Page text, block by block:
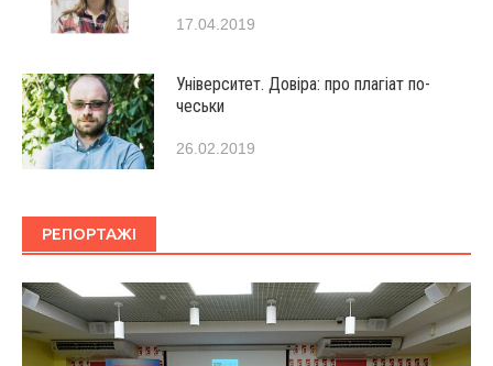
17.04.2019
Університет. Довіра: про плагіат по-
чеськи
26.02.2019
РЕПОРТАЖІ